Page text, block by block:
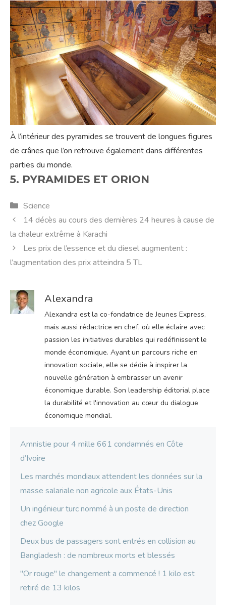
À l’intérieur des pyramides se trouvent de longues figures
de crânes que l’on retrouve également dans différentes
parties du monde.
5. PYRAMIDES ET ORION
Catégories
Science
14 décès au cours des dernières 24 heures à cause de
la chaleur extrême à Karachi
Les prix de l’essence et du diesel augmentent :
l’augmentation des prix atteindra 5 TL
Alexandra
Alexandra est la co-fondatrice de Jeunes Express,
mais aussi rédactrice en chef, où elle éclaire avec
passion les initiatives durables qui redéfinissent le
monde économique. Ayant un parcours riche en
innovation sociale, elle se dédie à inspirer la
nouvelle génération à embrasser un avenir
économique durable. Son leadership éditorial place
la durabilité et l'innovation au cœur du dialogue
économique mondial.
Amnistie pour 4 mille 661 condamnés en Côte
d’Ivoire
Les marchés mondiaux attendent les données sur la
masse salariale non agricole aux États-Unis
Un ingénieur turc nommé à un poste de direction
chez Google
Deux bus de passagers sont entrés en collision au
Bangladesh : de nombreux morts et blessés
"Or rouge" le changement a commencé ! 1 kilo est
retiré de 13 kilos